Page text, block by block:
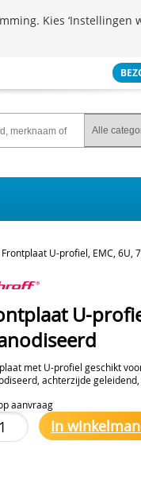
Frontplaat U-profiel, EMC, 6U,
U-
met U-profiel geschikt
achterzijde geleidend,
aanvraag
In
Kies ‘Instellingen